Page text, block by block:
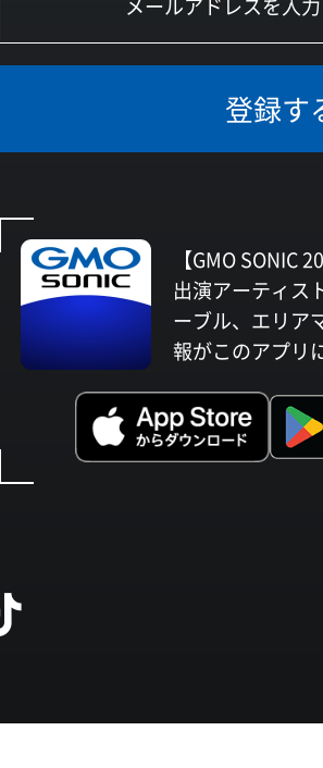
登録す
【GMO SONIC
出演アーティス
ーブル、エリア
報がこのアプリ